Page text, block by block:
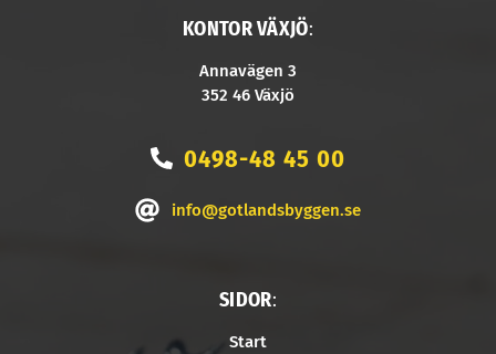
KONTOR VÄXJÖ:
Annavägen 3
352 46 Växjö
0498-48 45 00
info@gotlandsbyggen.se
SIDOR:
Start